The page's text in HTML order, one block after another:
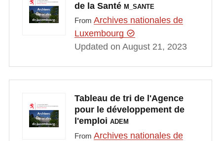
de la Santé M_SANTE
From Archives nationales de
Luxembourg
Updated on August 21, 2023
Tableau de tri de l'Agence
pour le développement de
l'emploi ADEM
From Archives nationales de